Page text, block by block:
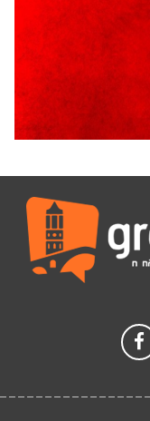
5 Αυγούστου 2026
Ευχαριστήριο
Παρασχάκη Αθανάσιο
5 Αυγούστου 2026
Διακοπή
5 Αυγούστου 2026
Θερινό Σινεμά στο
Καλοκαιριού 2026»
Ανάσες».
5 Αυγούστου 2026
5 Αυγούστου 2026